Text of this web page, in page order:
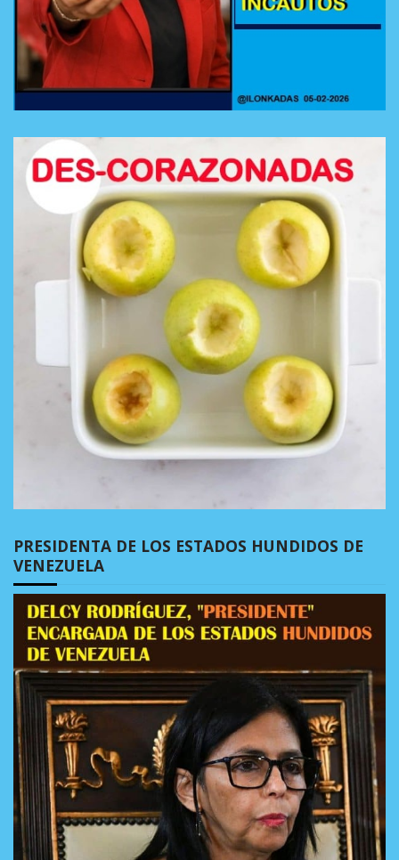
PRESIDENTA DE LOS ESTADOS HUNDIDOS DE
VENEZUELA